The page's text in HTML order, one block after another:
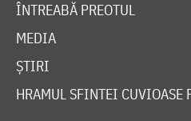
ÎNTREABĂ PREOTUL
MEDIA
ȘTIRI
HRAMUL SFINTEI CUVIOASE